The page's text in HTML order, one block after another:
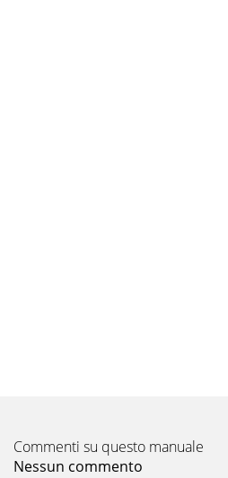
Commenti su questo manuale
Nessun commento